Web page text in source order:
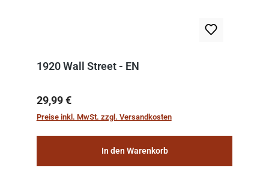
1920 Wall Street - EN
Regulärer Preis:
29,99 €
Preise inkl. MwSt. zzgl. Versandkosten
In den Warenkorb